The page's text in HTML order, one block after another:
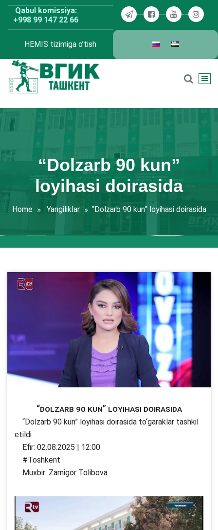
Skip
content
Qabul komissiya:
+998 99 147 22 66
HEMIS tizimiga o’tish
“Dolzarb 90 kun”
loyihasi doirasida
Home Yangiliklar “Dolzarb 90 kun” loyihasi doirasida
“Dolzarb 90 kun” loyihasi doirasida
“Dolzarb 90 kun” loyihasi doirasida to‘garaklar tashkil
etildi
Efir: 02.08.2025 | 12:00
#Toshkent
Muxbir: Zarnigor Tolibova